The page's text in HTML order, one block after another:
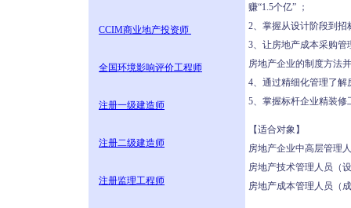
CCIM商业地产投资师
全国环境影响评价工程师
注册一级建造师
注册二级建造师
注册监理工程师
赚“1.5个亿” ；
2、掌握从设计阶段到
3、让房地产成本采购
房地产企业的制度方法
4、通过精细化管理了
5、掌握标杆企业精装
【适合对象】
房地产企业中高层管理
房地产技术管理人员（
房地产成本管理人员（